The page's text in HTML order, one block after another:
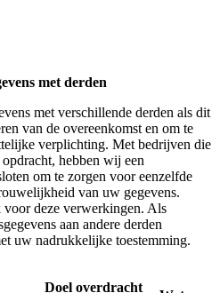
met derden
met verschillende derden als dit
van de overeenkomst en om te
verplichting. Met bedrijven die
hebben wij een
om te zorgen voor eenzelfde
van uw gegevens.
deze verwerkingen. Als
aan andere derden
uw nadrukkelijke toestemming.
Doel overdracht